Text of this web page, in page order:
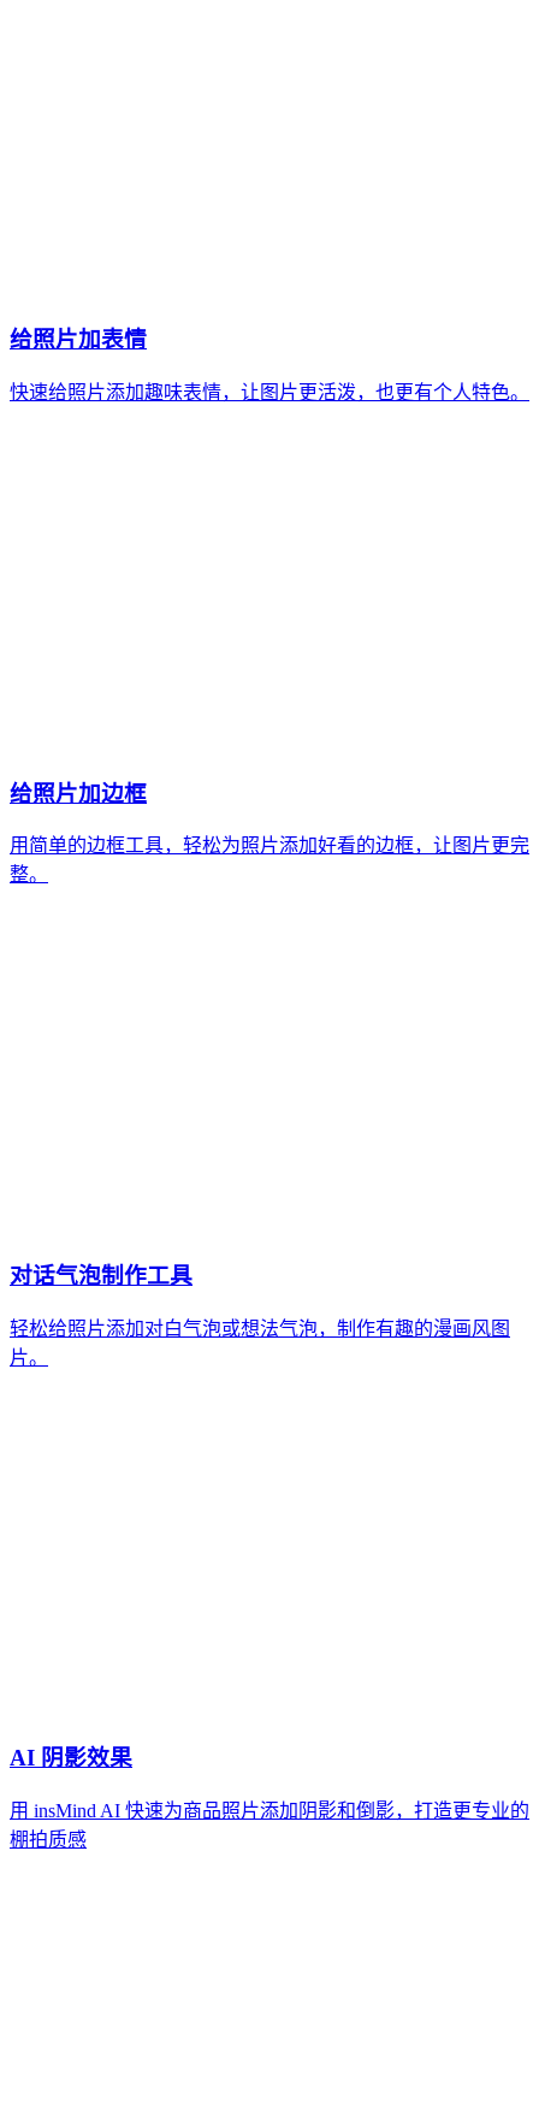
给照片加表情
快速给照片添加趣味表情，让图片更活泼，也更有个人特色。
给照片加边框
用简单的边框工具，轻松为照片添加好看的边框，让图片更完
整。
对话气泡制作工具
轻松给照片添加对白气泡或想法气泡，制作有趣的漫画风图
片。
AI 阴影效果
用 insMind AI 快速为商品照片添加阴影和倒影，打造更专业的
棚拍质感